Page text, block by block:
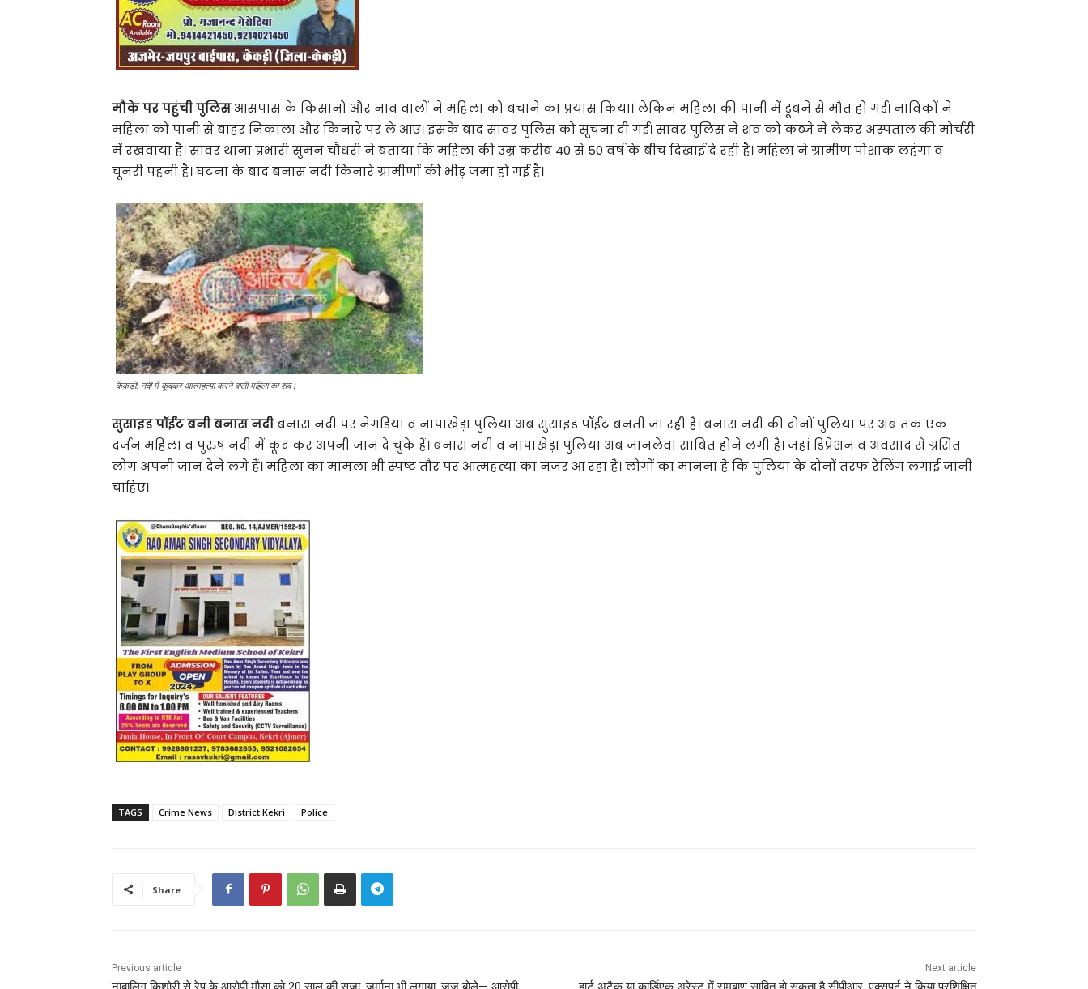
मौके पर पहुंची पुलिसआसपास के किसानों और नाव वालों ने महिला को बचाने का प्रयास किया। लेकिन महिला की पानी में डूबने से मौत हो गई। नाविकों ने
महिला को पानी से बाहर निकाला‌ और किनारे पर ले आए। इसके बाद सावर पुलिस को सूचना दी गई। सावर पुलिस ने शव‌ को कब्जे में लेकर अस्पताल की मोर्चरी
में रखवाया है। सावर थाना प्रभारी सुमन चौधरी ने बताया कि महिला की उम्र करीब 40 से 50 वर्ष के बीच दिखाई दे रही है। महिला ने ग्रामीण पोशाक लहंगा व
चूनरी पहनी है। घटना के बाद बनास नदी किनारे ग्रामीणों की भीड़ जमा हो गई है।
केकड़ी: नदी में कूदकर आत्महत्या करने वाली महिला का शव।
सुसाइड पॉईंट बनी बनास नदीबनास नदी पर नेगडिया व नापाखेड़ा पुलिया अब सुसाइड पॉईंट बनती जा रही है। बनास नदी की दोनों पुलिया पर अब तक एक
दर्जन महिला व पुरुष नदी में कूद कर अपनी जान दे चुके हैं। बनास नदी व नापाखेड़ा पुलिया अब जानलेवा साबित होने लगी है। जहां डिप्रेशन व अवसाद से ग्रसित
लोग अपनी जान देने लगे हैं। महिला का मामला भी स्पष्ट तौर पर आत्महत्या का नजर आ रहा है। लोगों का मानना है कि पुलिया के दोनों तरफ रेलिंग लगाई जानी
चाहिए।
TAGS Crime News District Kekri Police
Share
Previous article Next article